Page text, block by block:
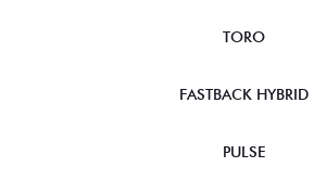
TORO
FASTBACK HYBRID
PULSE